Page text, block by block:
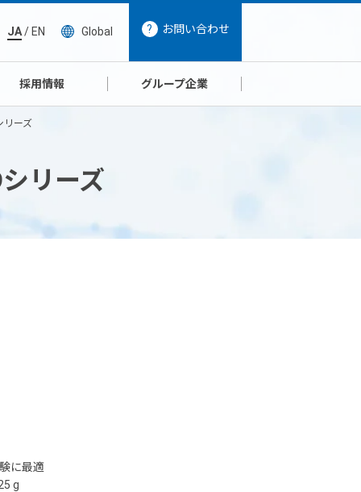
JA/ EN Global お問い合わせ
採用情報 グループ企業
リーズ
リーズ
に最適
g